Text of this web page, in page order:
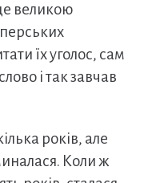
великою
їх уголос, сам
і так завчав
років, але
Коли ж